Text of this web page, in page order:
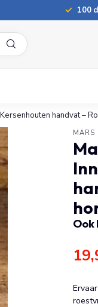
100
handvat –
MARS
Ook